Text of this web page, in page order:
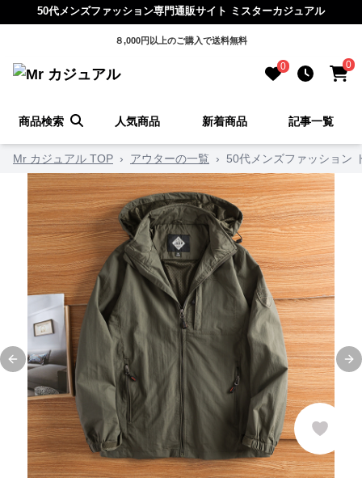
50代メンズファッション専門通販サイト ミスターカジュアル
８,000円以上のご購入で送料無料
0 0
商品検索 人気商品 新着商品 記事一覧
Mr カジュアル TOP › アウターの一覧 › 50代メンズファッション
Previous slide